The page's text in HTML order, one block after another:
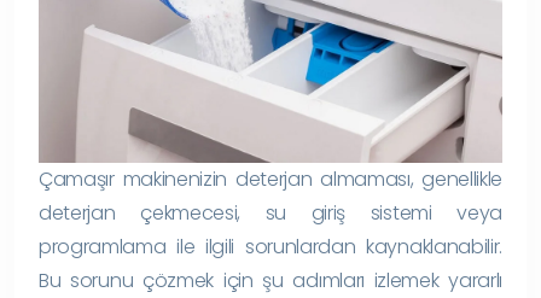
Çamaşır makinenizin deterjan almaması, genellikle
deterjan çekmecesi, su giriş sistemi veya
programlama ile ilgili sorunlardan kaynaklanabilir.
Bu sorunu çözmek için şu adımları izlemek yararlı